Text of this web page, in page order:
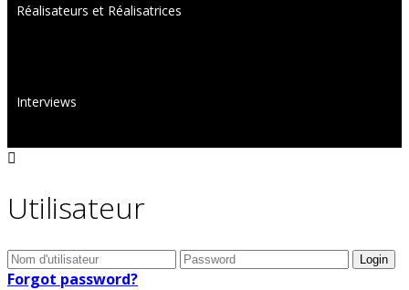
Réalisateurs et Réalisatrices
Interviews
Utilisateur
Forgot password?